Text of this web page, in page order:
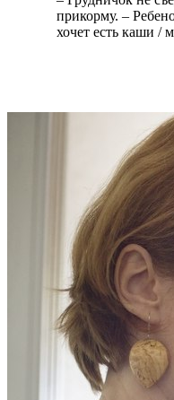
прикорму. –
хочет есть каши /